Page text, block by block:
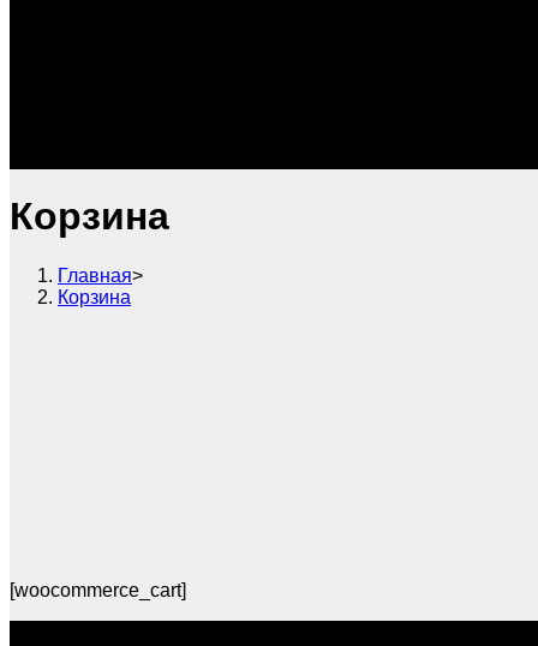
Корзина
Главная>
Корзина
[woocommerce_cart]